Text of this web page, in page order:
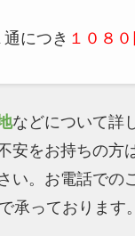
につき １０８０
などについて詳
安をお持ちの方
い。お電話での
承っております。